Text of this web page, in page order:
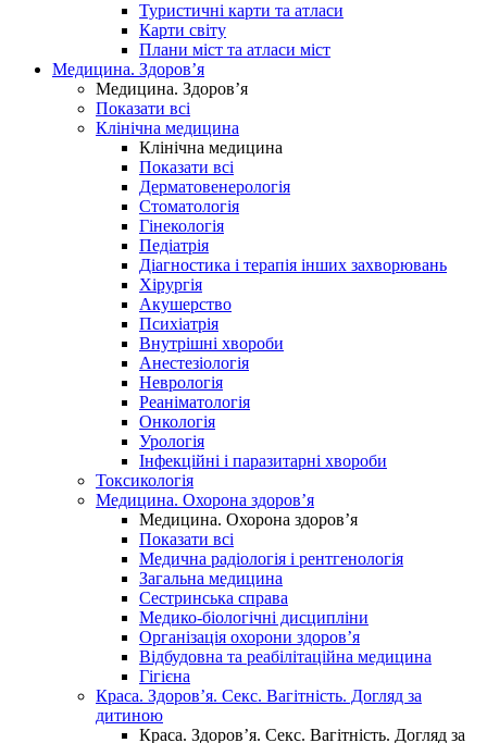
Туристичні карти та атласи
Карти світу
Плани міст та атласи міст
Медицина. Здоров’я
Медицина. Здоров’я
Показати всі
Клінічна медицина
Клінічна медицина
Показати всі
Дерматовенерологія
Стоматологія
Гінекологія
Педіатрія
Діагностика і терапія інших захворювань
Хірургія
Акушерство
Психіатрія
Внутрішні хвороби
Анестезіологія
Неврологія
Реаніматологія
Онкологія
Урологія
Інфекційні і паразитарні хвороби
Токсикологія
Медицина. Охорона здоров’я
Медицина. Охорона здоров’я
Показати всі
Медична радіологія і рентгенологія
Загальна медицина
Сестринська справа
Медико-біологічні дисципліни
Організація охорони здоров’я
Відбудовна та реабілітаційна медицина
Гігієна
Краса. Здоров’я. Секс. Вагітність. Догляд за
дитиною
Краса. Здоров’я. Секс. Вагітність. Догляд за